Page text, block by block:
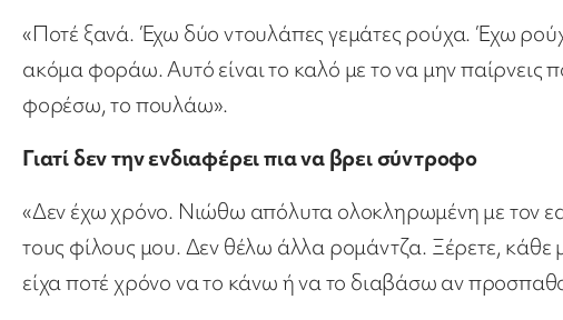
«Ποτέ ξανά. Έχω δύο ντουλάπες γεμάτες ρούχα. Έχω
ακόμα φοράω. Αυτό είναι το καλό με το να μην παίρνεις
φορέσω, το πουλάω».
Γιατί δεν την ενδιαφέρει πια να βρει σύντροφο
«Δεν έχω χρόνο. Νιώθω απόλυτα ολοκληρωμένη με τον
τους φίλους μου. Δεν θέλω άλλα ρομάντζα. Ξέρετε,
είχα ποτέ χρόνο να το κάνω ή να το διαβάσω αν